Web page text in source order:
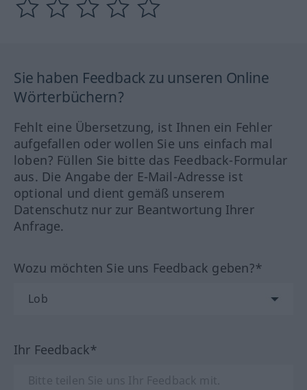
Sie haben Feedback zu unseren Online
Wörterbüchern?
Fehlt eine Übersetzung, ist Ihnen ein Fehler
aufgefallen oder wollen Sie uns einfach mal
loben? Füllen Sie bitte das Feedback-Formular
aus. Die Angabe der E-Mail-Adresse ist
optional und dient gemäß unserem
Datenschutz nur zur Beantwortung Ihrer
Anfrage.
Wozu möchten Sie uns Feedback geben?*
Ihr Feedback*